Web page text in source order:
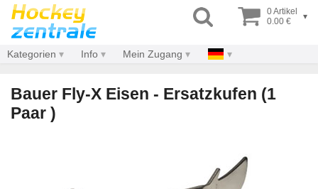
0 Artikel
0.00 €
▾
Kategorien Info Mein Zugang
Bauer Fly-X Eisen - Ersatzkufen (1
Paar )